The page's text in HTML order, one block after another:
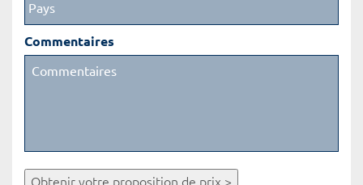
Commentaires
Obtenir votre proposition de prix >